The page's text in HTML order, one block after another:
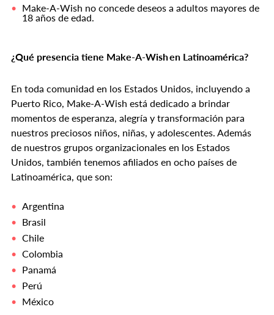
Make-A-Wish no concede deseos a adultos mayores de
18 años de edad.
¿Qué presencia tiene Make-A-Wish en Latinoamérica?
En toda comunidad en los Estados Unidos, incluyendo a
Puerto Rico, Make-A-Wish está dedicado a brindar
momentos de esperanza, alegría y transformación para
nuestros preciosos niños, niñas, y adolescentes. Además
de nuestros grupos organizacionales en los Estados
Unidos, también tenemos afiliados en ocho países de
Latinoamérica, que son:
Argentina
Brasil
Chile
Colombia
Panamá
Perú
México